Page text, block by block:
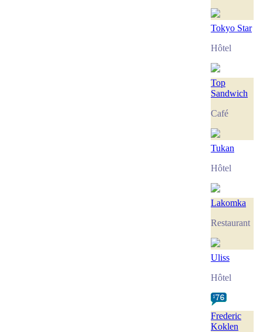
Tokyo Star
Hôtel
Top
Sandwich
Café
Tukan
Hôtel
Lakomka
Restaurant
Uliss
Hôtel
Frederic
Koklen